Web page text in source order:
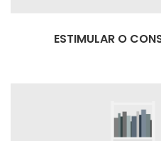
ESTIMULAR O